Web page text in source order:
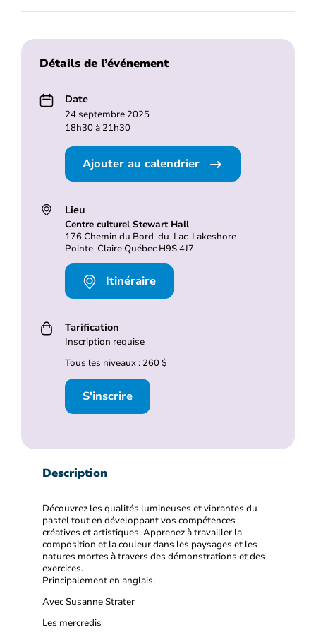
Détails de l’événement
Date
24 septembre 2025
18h30 à 21h30
Ajouter au calendrier
Lieu
Centre culturel Stewart Hall
176 Chemin du Bord-du-Lac-Lakeshore
Pointe-Claire Québec H9S 4J7
Itinéraire
Tarification
Inscription requise
Tous les niveaux : 260 $
S'inscrire
Description
Découvrez les qualités lumineuses et vibrantes du
pastel tout en développant vos compétences
créatives et artistiques. Apprenez à travailler la
composition et la couleur dans les paysages et les
natures mortes à travers des démonstrations et des
exercices.
Principalement en anglais.
Avec Susanne Strater
Les mercredis